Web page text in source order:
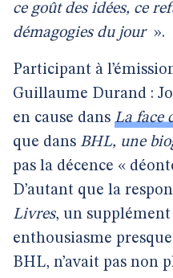
ce goût des idées, ce
démagogies du jour ».
Participant à
Guillaume Durand :
en cause dans La face
que dans BHL, une
pas la décence «
D’autant que la
Livres, un supplément
enthousiasme
BHL, n’avait pas non